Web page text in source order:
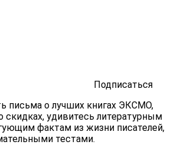
Подписаться
письма о лучших книгах ЭКСМО,
скидках, удивитесь литературным
фактам из жизни писателей,
тестами.